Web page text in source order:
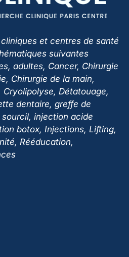
et centres de santé
suivantes
adultes, Cancer, Chirurgie
Chirurgie de la main,
Cryolipolyse, Détatouage,
dentaire, greffe de
injection acide
botox, Injections, Lifting,
Rééducation,